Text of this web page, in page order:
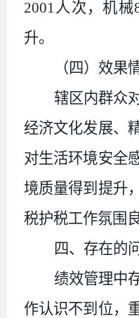
2001 人次，机械
升。
（四）效果
辖区内群众
经济文化发展、
对生活环境安全
境质量得到提升
税护税工作氛围良
四、存在的
绩效管理中
作认识不到位，